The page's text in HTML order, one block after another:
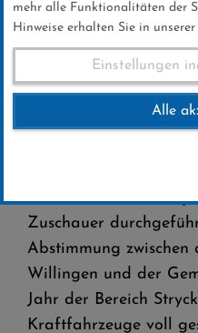
Anreise
Presse-Mitteilung
Stryck
Obwohl derFIS
Zuschauer
Abstimmung zwischen
Willingen und der
Jahr der Bereich
Kraftfahrzeuge voll
mehr alle Funktionalitäten der
Hinweise erhalten Sie in
Einstellungen
Alle